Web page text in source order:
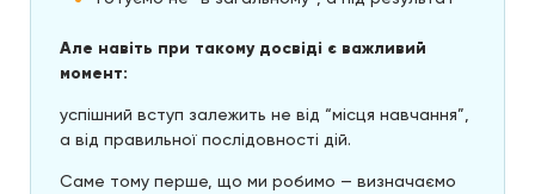
Але навіть при такому досвіді є важливий
момент:
успішний вступ залежить не від “місця навчання”,
а від правильної послідовності дій.
Саме тому перше, що ми робимо — визначаємо